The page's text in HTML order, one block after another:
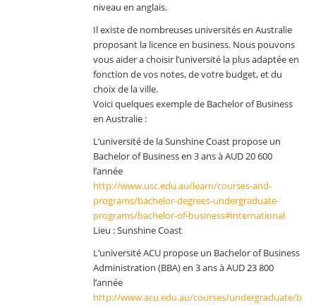
niveau en anglais.
Il existe de nombreuses universités en Australie
proposant la licence en business. Nous pouvons
vous aider a choisir l’université la plus adaptée en
fonction de vos notes, de votre budget, et du
choix de la ville.
Voici quelques exemple de Bachelor of Business
en Australie :
L’université de la Sunshine Coast propose un
Bachelor of Business en 3 ans à AUD 20 600
l’année
http://www.usc.edu.au/learn/courses-and-
programs/bachelor-degrees-undergraduate-
programs/bachelor-of-business#international
Lieu : Sunshine Coast
L’université ACU propose un Bachelor of Business
Administration (BBA) en 3 ans à AUD 23 800
l’année
http://www.acu.edu.au/courses/undergraduate/